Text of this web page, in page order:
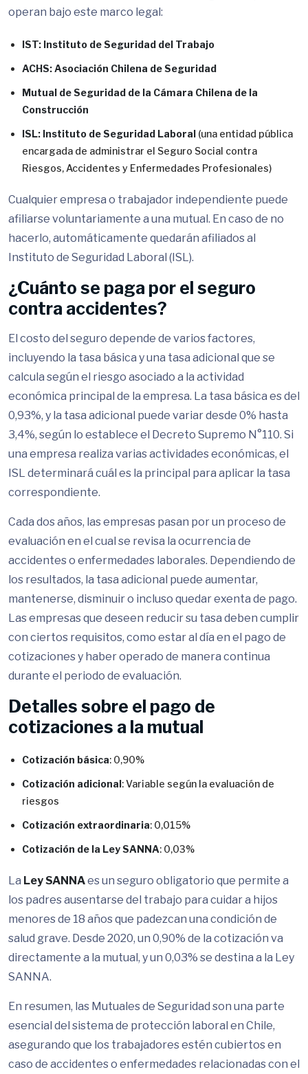
operan bajo este marco legal:
IST: Instituto de Seguridad del Trabajo
ACHS: Asociación Chilena de Seguridad
Mutual de Seguridad de la Cámara Chilena de la
Construcción
ISL: Instituto de Seguridad Laboral (una entidad pública
encargada de administrar el Seguro Social contra
Riesgos, Accidentes y Enfermedades Profesionales)
Cualquier empresa o trabajador independiente puede
afiliarse voluntariamente a una mutual. En caso de no
hacerlo, automáticamente quedarán afiliados al
Instituto de Seguridad Laboral (ISL).
¿Cuánto se paga por el seguro
contra accidentes?
El costo del seguro depende de varios factores,
incluyendo la tasa básica y una tasa adicional que se
calcula según el riesgo asociado a la actividad
económica principal de la empresa. La tasa básica es del
0,93%, y la tasa adicional puede variar desde 0% hasta
3,4%, según lo establece el Decreto Supremo N°110. Si
una empresa realiza varias actividades económicas, el
ISL determinará cuál es la principal para aplicar la tasa
correspondiente.
Cada dos años, las empresas pasan por un proceso de
evaluación en el cual se revisa la ocurrencia de
accidentes o enfermedades laborales. Dependiendo de
los resultados, la tasa adicional puede aumentar,
mantenerse, disminuir o incluso quedar exenta de pago.
Las empresas que deseen reducir su tasa deben cumplir
con ciertos requisitos, como estar al día en el pago de
cotizaciones y haber operado de manera continua
durante el periodo de evaluación.
Detalles sobre el pago de
cotizaciones a la mutual
Cotización básica: 0,90%
Cotización adicional: Variable según la evaluación de
riesgos
Cotización extraordinaria: 0,015%
Cotización de la Ley SANNA: 0,03%
La Ley SANNAes un seguro obligatorio que permite a
los padres ausentarse del trabajo para cuidar a hijos
menores de 18 años que padezcan una condición de
salud grave. Desde 2020, un 0,90% de la cotización va
directamente a la mutual, y un 0,03% se destina a la Ley
SANNA.
En resumen, las Mutuales de Seguridad son una parte
esencial del sistema de protección laboral en Chile,
asegurando que los trabajadores estén cubiertos en
caso de accidentes o enfermedades relacionadas con el